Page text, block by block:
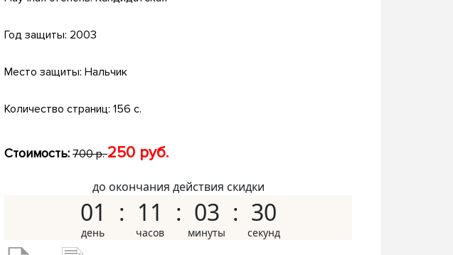
Год защиты: 2003
Место защиты: Нальчик
Количество страниц: 156 с.
Стоимость: 700 р.250 руб.
до окончания действия скидки
01 11 03 29